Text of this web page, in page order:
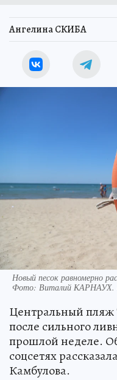
Ангелина СКИБА
Новый песок равномерно
Фото: Виталий КАРНАУХ.
Центральный пляж
после сильного
прошлой неделе.
соцсетях
Камбулова.